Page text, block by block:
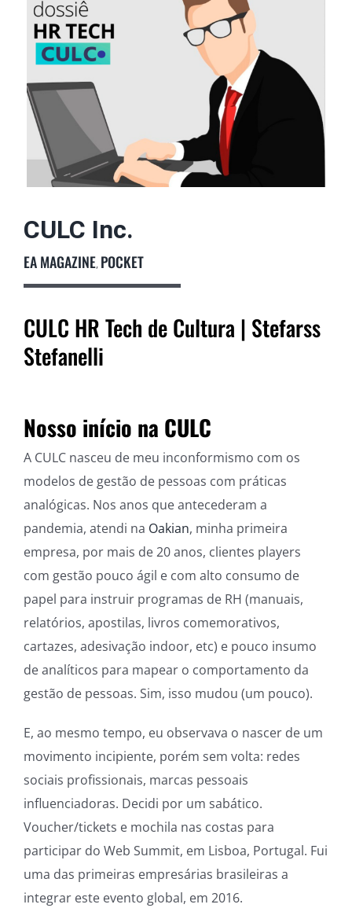
Podcast
Colunistas
imagem
maior
CULC Inc.
EA MAGAZINE, POCKET
CULC HR Tech de Cultura | Stefarss
Stefanelli
Nosso início na CULC
A CULC nasceu de meu inconformismo com os
modelos de gestão de pessoas com práticas
analógicas. Nos anos que antecederam a
pandemia, atendi na Oakian, minha primeira
empresa, por mais de 20 anos, clientes players
com gestão pouco ágil e com alto consumo de
papel para instruir programas de RH (manuais,
relatórios, apostilas, livros comemorativos,
cartazes, adesivação indoor, etc) e pouco insumo
de analíticos para mapear o comportamento da
gestão de pessoas. Sim, isso mudou (um pouco).
E, ao mesmo tempo, eu observava o nascer de um
movimento incipiente, porém sem volta: redes
sociais profissionais, marcas pessoais
influenciadoras. Decidi por um sabático.
Voucher/tickets e mochila nas costas para
participar do Web Summit, em Lisboa, Portugal. Fui
uma das primeiras empresárias brasileiras a
integrar este evento global, em 2016.